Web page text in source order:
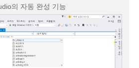
의 자동 완성 기능